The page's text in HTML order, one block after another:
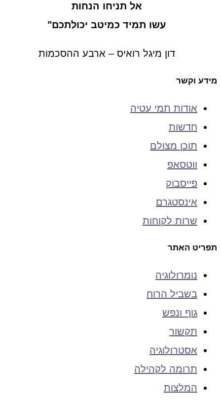
אל תניחו הנחות
עשו תמיד כמיטב יכולתכם"
דון מיגל רואיס – ארבע ההסכמות
מידע וקשר
אודות תמי עטיה
חדשות
תוכן מצולם
ווטסאפ
פייסבוק
אינסטגרם
שרות לקוחות
תפריט האתר
נומרולוגיה
בשביל הרוח
גוף ונפש
תקשור
אסטרולוגיה
תרומה לקהילה
המלצות